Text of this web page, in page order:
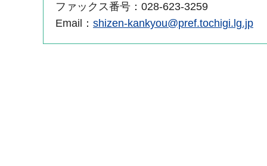
ファックス番号：028-623-3259
Email： shizen-kankyou@pref.tochigi.lg.jp